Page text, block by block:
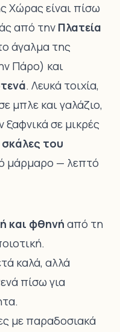
Χώρας είναι πίσω
από την Πλατεία
άγαλμα της
Πάρο) και
. Λευκά τοιχία,
μπλε και γαλάζιο,
ξαφνικά σε μικρές
σκάλες του
μάρμαρο — λεπτό
και φθηνή από τη
καλά, αλλά
πίσω για
με παραδοσιακά